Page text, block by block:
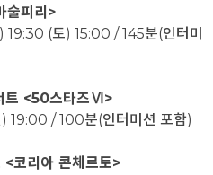
술피리>
19:30 (토) 15:00 / 145분(인터미
트 <50스타즈Ⅵ>
) 19:00 / 100분(인터미션 포함)
코리아 콘체르토>